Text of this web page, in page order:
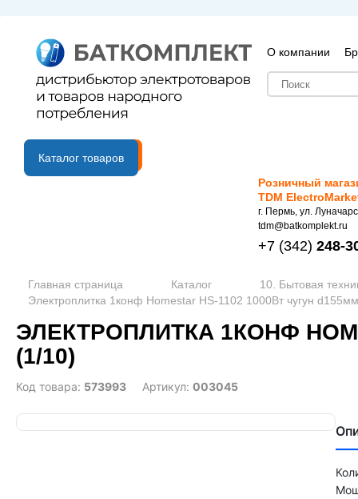
О компании
B2B портал
Каталог товаров
Розничный
TDM
г. Пермь, ул.
tdm@batkomplekt.ru
+7 (342) 248-
Главная страница Каталог
10. Бытовая
Электроплитка 1конф Homestar HS-1102 1000Вт чугун
ЭЛЕКТРОПЛИТКА 1КОНФ
(1/10)
Код товара: 573993 Артикул: 003045